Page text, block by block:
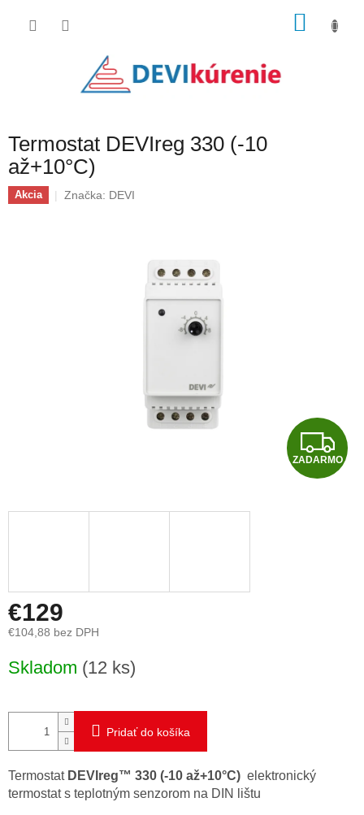
Termostat DEVIreg 330 (-10
až+10°C)
Akcia Značka: DEVI
Z
A
ZADARMO
€129
€104,88 bez DPH
cena:
Skladom (12 ks)
Pridať do košíka
Termostat DEVIreg™ 330 (-10 až+10°C) elektronický
termostat s teplotným senzorom na DIN lištu